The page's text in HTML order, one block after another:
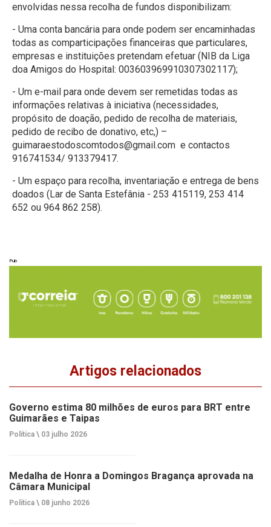
envolvidas nessa recolha de fundos disponibilizam:
- Uma conta bancária para onde podem ser encaminhadas
todas as comparticipações financeiras que particulares,
empresas e instituições pretendam efetuar (NIB da Liga
doa Amigos do Hospital: 003603969910307302117);
- Um e-mail para onde devem ser remetidas todas as
informações relativas à iniciativa (necessidades,
propósito de doação, pedido de recolha de materiais,
pedido de recibo de donativo, etc,) –
guimaraestodoscomtodos@gmail.com e contactos
916741534/ 913379417.
- Um espaço para recolha, inventariação e entrega de bens
doados (Lar de Santa Estefânia - 253 415119, 253 414
652 ou 964 862 258).
Pub
Artigos relacionados
Governo estima 80 milhões de euros para BRT entre
Guimarães e Taipas
Política \ 03 julho 2026
Medalha de Honra a Domingos Bragança aprovada na
Câmara Municipal
Política \ 08 junho 2026